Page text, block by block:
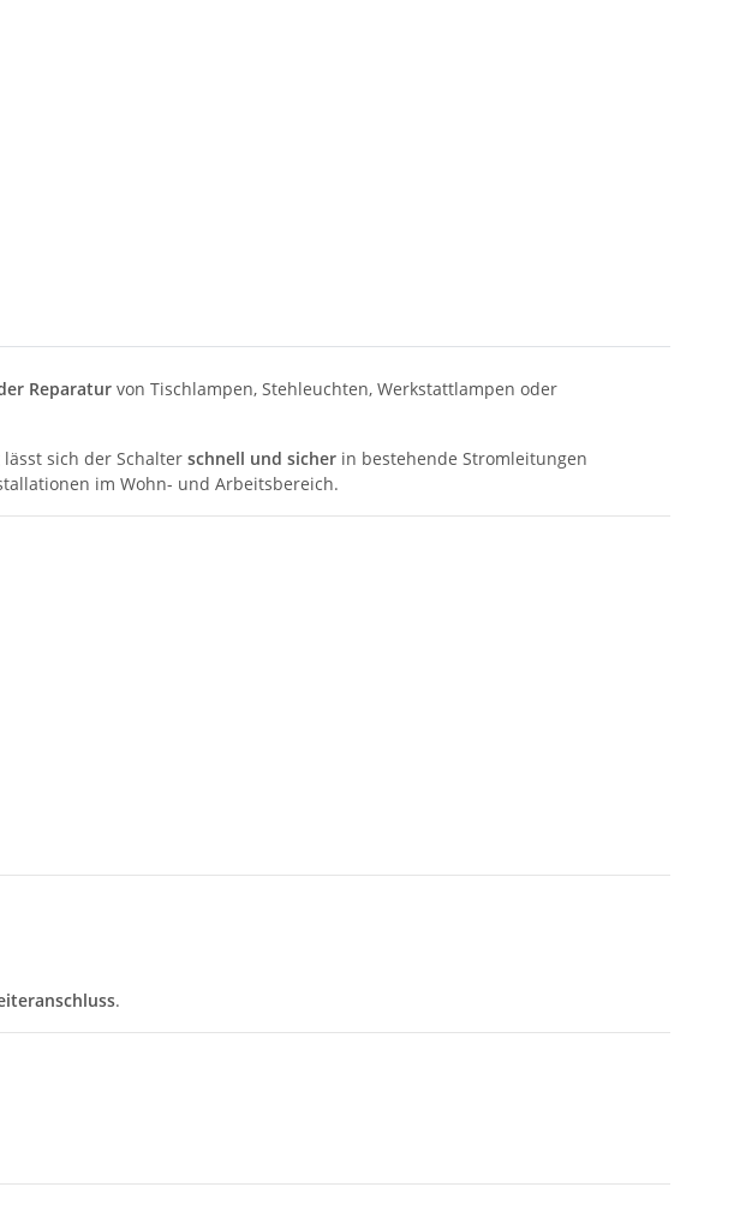
Reparatur von Tischlampen, Stehleuchten, Werkstattlampen oder
lässt sich der Schalter schnell und sicher in bestehende Stromleitungen
im Wohn- und Arbeitsbereich.
.